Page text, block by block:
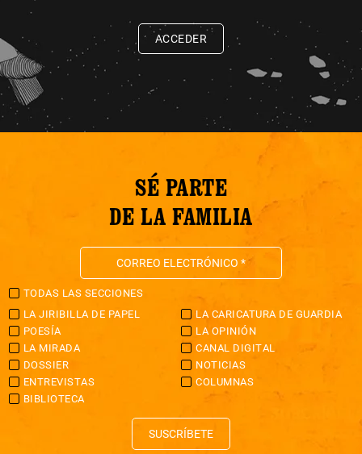
ACCEDER
SÉ PARTE
DE LA FAMILIA
TODAS LAS SECCIONES
LA JIRIBILLA DE PAPEL
LA CARICATURA DE GUARDIA
POESÍA
LA OPINIÓN
LA MIRADA
CANAL DIGITAL
DOSSIER
NOTICIAS
ENTREVISTAS
COLUMNAS
BIBLIOTECA
SUSCRÍBETE